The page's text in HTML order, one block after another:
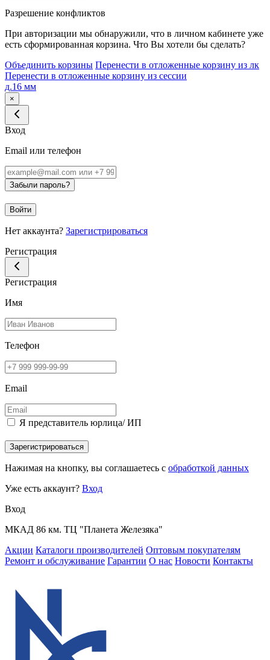
Разрешение конфликтов
При авторизации мы обнаружили, что в личном кабинете уже
есть сформированная корзина. Что Вы хотели бы сделать?
Объединить корзины Перенести в отложенные корзину из лк
Перенести в отложенные корзину из сессии
д.16 мм
×
Вход
Email или телефон
Забыли пароль?
Войти
Нет аккаунта? Зарегистрироваться
Регистрация
Регистрация
Имя
Телефон
Email
Я представитель юрлица/ ИП
Зарегистрироваться
Нажимая на кнопку, вы соглашаетесь с обработкой данных
Уже есть аккаунт? Вход
Вход
МКАД 86 км. ТЦ "Планета Железяка"
Акции Каталоги производителей Оптовым покупателям
Ремонт и обслуживание Гарантии О нас Новости Контакты